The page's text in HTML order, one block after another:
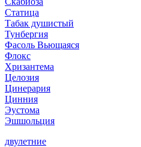
Статица
Табак душистый
Тунбергия
Фасоль Вьющаяся
Флокс
Хризантема
Целозия
Цинерария
Цинния
Эустома
Эшшольция
двулетние